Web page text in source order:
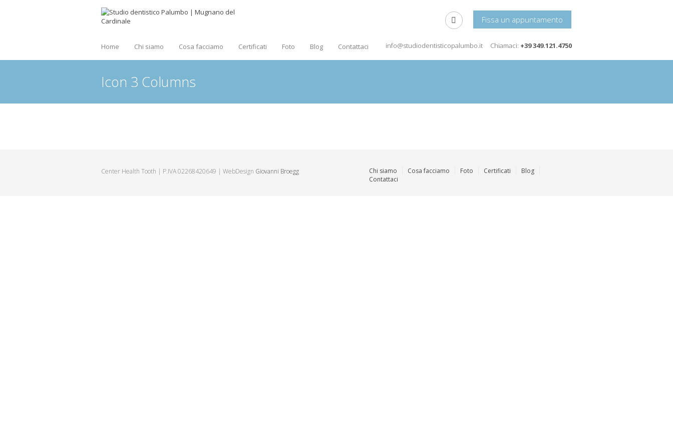
Fissa un appuntamento
Home Chi siamo Cosa facciamo Certificati Foto Blog Contattaci info@studiodentisticopalumbo.it Chiamaci: +39 349.121.4750
Icon 3 Columns
Center Health Tooth | P.IVA 02268420649 | WebDesign Giovanni Broegg Chi siamo Cosa facciamo Foto Certificati
Blog
Contattaci